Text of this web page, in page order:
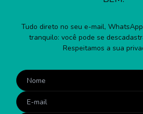
Tudo direto no seu e-mail,
tranquilo: você pode se
Respeitamos a sua